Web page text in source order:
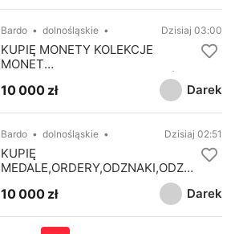
Darek
Bardo dolnośląskie Dzisiaj 03:00
KUPIĘ MONETY KOLEKCJE
MONET
SREBRNE,ZŁOTE,OKOLICZNOŚCI
OWE KONTAKT 694972047
10 000 zł
Darek
Bardo dolnośląskie Dzisiaj 02:51
KUPIĘ
MEDALE,ORDERY,ODZNAKI,ODZN
ACZENIA,MILITARIA WOJSKOWE
KONTAKT 694972047
10 000 zł